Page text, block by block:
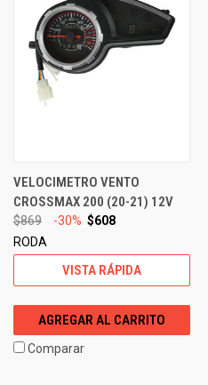
VELOCIMETRO VENTO
CROSSMAX 200 (20-21) 12V
$869 -30% $608
RODA
VISTA RÁPIDA
AGREGAR AL CARRITO
Comparar